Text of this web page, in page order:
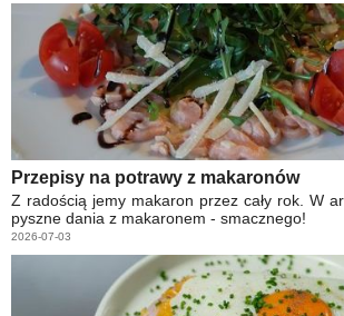
Przepisy na potrawy z makaronów
Z radością jemy makaron przez cały rok. W
pyszne dania z makaronem - smacznego!
2026-07-03